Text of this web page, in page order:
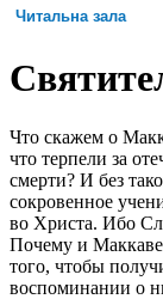
Читальна зала
Что скажем о
что терпели за
смерти? И без
сокровенное
во Христа. Ибо
Почему и
того, чтобы
воспоминании о